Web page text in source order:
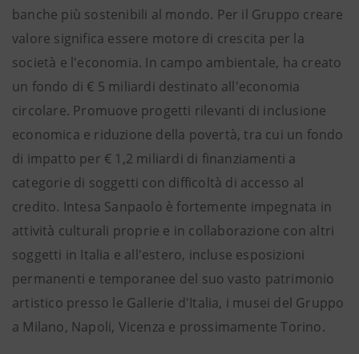
banche più sostenibili al mondo. Per il Gruppo creare
valore significa essere motore di crescita per la
società e l'economia. In campo ambientale, ha creato
un fondo di € 5 miliardi destinato all'economia
circolare. Promuove progetti rilevanti di inclusione
economica e riduzione della povertà, tra cui un fondo
di impatto per € 1,2 miliardi di finanziamenti a
categorie di soggetti con difficoltà di accesso al
credito. Intesa Sanpaolo è fortemente impegnata in
attività culturali proprie e in collaborazione con altri
soggetti in Italia e all'estero, incluse esposizioni
permanenti e temporanee del suo vasto patrimonio
artistico presso le Gallerie d'Italia, i musei del Gruppo
a Milano, Napoli, Vicenza e prossimamente Torino.